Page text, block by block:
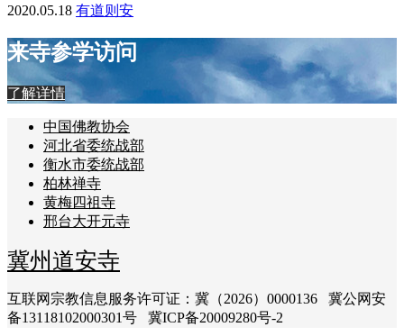
2020.05.18 有道则安
来寺参学访问
了解详情
中国佛教协会
河北省委统战部
衡水市委统战部
柏林禅寺
黄梅四祖寺
邢台大开元寺
冀州道安寺
互联网宗教信息服务许可证：冀（2026）0000136 冀公网安
备13118102000301号 冀ICP备20009280号-2